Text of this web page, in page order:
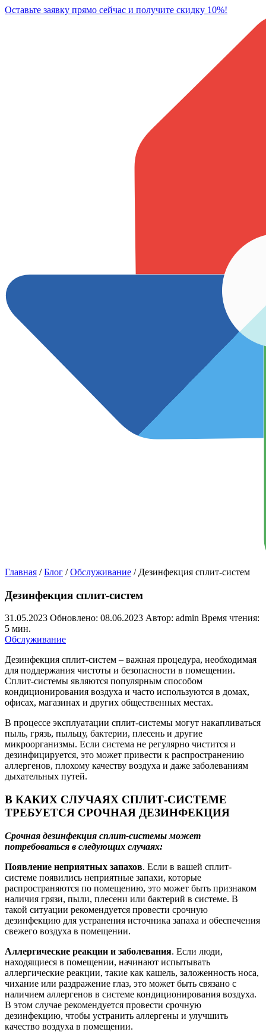
Оставьте заявку прямо сейчас и получите скидку 10%!
Главная / Блог / Обслуживание / Дезинфекция сплит-систем
Дезинфекция сплит-систем
31.05.2023 Обновлено: 08.06.2023 Автор: admin Время чтения:
5 мин.
Обслуживание
Дезинфекция сплит-систем – важная процедура, необходимая
для поддержания чистоты и безопасности в помещении.
Сплит-системы являются популярным способом
кондиционирования воздуха и часто используются в домах,
офисах, магазинах и других общественных местах.
В процессе эксплуатации сплит-системы могут накапливаться
пыль, грязь, пыльцу, бактерии, плесень и другие
микроорганизмы. Если система не регулярно чистится и
дезинфицируется, это может привести к распространению
аллергенов, плохому качеству воздуха и даже заболеваниям
дыхательных путей.
В КАКИХ СЛУЧАЯХ СПЛИТ-СИСТЕМЕ
ТРЕБУЕТСЯ СРОЧНАЯ ДЕЗИНФЕКЦИЯ
Срочная дезинфекция сплит-системы может
потребоваться в следующих случаях:
Появление неприятных запахов. Если в вашей сплит-
системе появились неприятные запахи, которые
распространяются по помещению, это может быть признаком
наличия грязи, пыли, плесени или бактерий в системе. В
такой ситуации рекомендуется провести срочную
дезинфекцию для устранения источника запаха и обеспечения
свежего воздуха в помещении.
Аллергические реакции и заболевания. Если люди,
находящиеся в помещении, начинают испытывать
аллергические реакции, такие как кашель, заложенность носа,
чихание или раздражение глаз, это может быть связано с
наличием аллергенов в системе кондиционирования воздуха.
В этом случае рекомендуется провести срочную
дезинфекцию, чтобы устранить аллергены и улучшить
качество воздуха в помещении.